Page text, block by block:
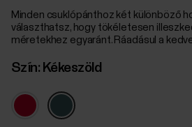
Minden csuklópánthoz két különböző
választhatsz, hogy tökéletesen
méretekhez egyaránt. Ráadásul a
Szín: Kékeszöld